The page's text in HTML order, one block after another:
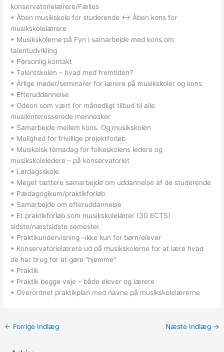
konservatorielærere/Fælles
• Åben musikskole for studerende <-> Åben kons for
musikskolelærere
• Musikskolerne på Fyn i samarbejde med kons om
talentudvikling
• Personlig kontakt
• Talentskolen – hvad med fremtiden?
• Årlige møder/seminarer for lærere på musikskoler og kons
• Efteruddannelse
• Odeon som vært for månedligt tilbud til alle
musikinteresserede mennesker
• Samarbejde mellem kons. Og musikskolen
• Mulighed for frivillige projektforløb
• Musikalsk temadag for folkeskolens ledere og
musikskoleledere – på konservatoriet
• Lørdagsskole
• Meget tættere samarbejde om uddannelse af de studerende
• Pædagogikum/praktikforløb
• Samarbejde om efteruddannelse
• Et praktikforløb som musikskolelærer (30 ECTS)
sidste/næstsidste semester
• Praktikundervisning –ikke kun for børn/elever
• Konservatorielærere ud på musikskolerne for at lære hvad
de har brug for at gøre ”hjemme”
• Praktik
• Praktik begge veje – både elever og lærere
• Overordnet praktikplan med navne på musikskolelærerne
← Forrige Indlæg Næste Indlæg →